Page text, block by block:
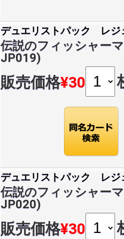
デュエリストパック レジ
伝説のフィッシャー
JP019)
販売価格¥30
デュエリストパック レジ
伝説のフィッシャー
JP020)
販売価格¥30